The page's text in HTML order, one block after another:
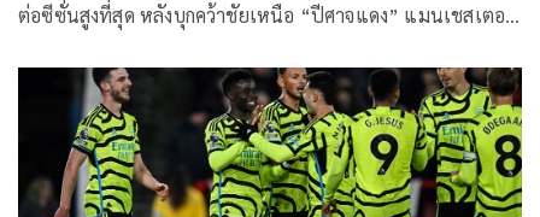
ต่อซีซั่นสูงที่สุด หลังบุกคว้าชัยเหนือ “ปีศาจแดง” แมนเชสเตอร์